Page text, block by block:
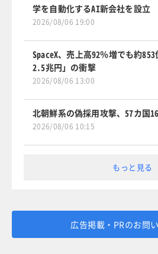
学を自動化するAI新会社を設立
2026/08/06 19:00
SpaceX、売上高92％増でも約
2.5兆円」の衝撃
2026/08/06 13:00
北朝鮮系の偽採用攻撃、57カ国
2026/08/06 10:15
もっと見る
広告掲載・PRのお問